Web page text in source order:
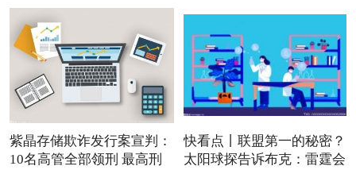
紫晶存储欺诈发行案宣判：
10名高管全部领刑 最高刑
快看点丨联盟第一的秘密？
太阳球探告诉布克：雷霆会